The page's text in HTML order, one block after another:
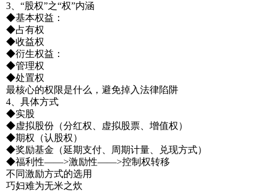
3、“股权”之“权”内涵
◆基本权益：
◆占有权
◆收益权
◆衍生权益：
◆管理权
◆处置权
最核心的权限是什么，避免掉入法律陷阱
4、具体方式
◆实股
◆虚拟股份（分红权、虚拟股票、增值权）
◆期权（认股权）
◆奖励基金（延期支付、周期计量、兑现方式）
◆福利性——>激励性——>控制权转移
不同激励方式的选用
巧妇难为无米之炊